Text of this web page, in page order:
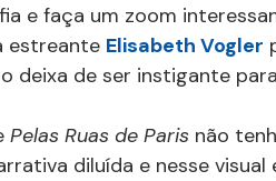
e faça um zoom
estreante Elisabeth Vogler
deixa de ser instigante
Pelas Ruas de Paris não
diluída e nesse